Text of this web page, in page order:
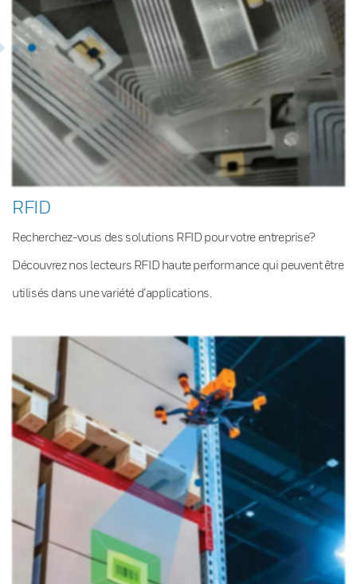
RFID
Recherchez-vous des solutions RFID pour votre entreprise?
Découvrez nos lecteurs RFID haute performance qui peuvent être
utilisés dans une variété d’applications.